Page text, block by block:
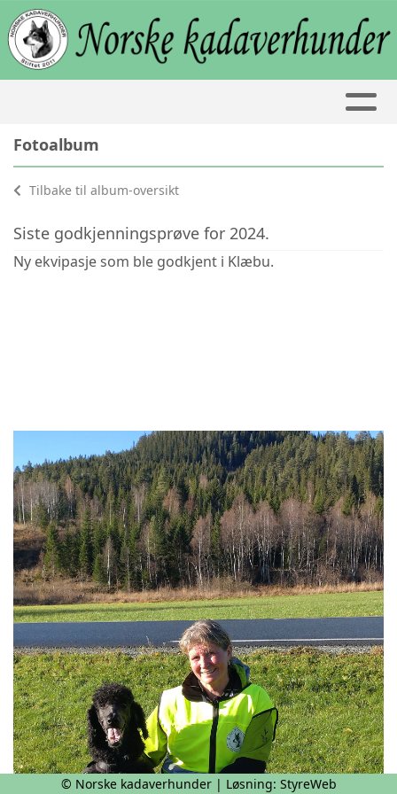
Fotoalbum
Tilbake til album-oversikt
Siste godkjenningsprøve for 2024.
Ny ekvipasje som ble godkjent i Klæbu.
© Norske kadaverhunder | Løsning: StyreWeb